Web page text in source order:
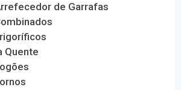
de Garrafas
Quente